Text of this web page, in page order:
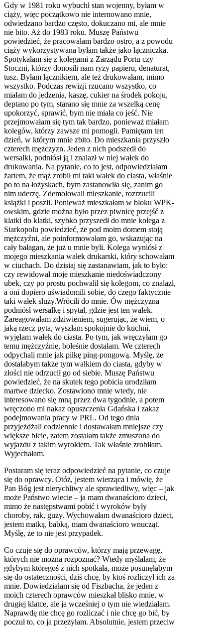
Gdy w 1981 roku wybuchł stan wojenny, byłam w
ciąży, więc początkowo nie internowano mnie,
odwiedzano bardzo często, dokuczano mi, ale mnie
nie bito. Aż do 1983 roku. Muszę Państwu
powiedzieć, że pracowałam bardzo ostro, a z powodu
ciąży wykorzystywana byłam także jako łączniczka.
Spotykałam się z kolegami z Zarządu Portu czy
Stoczni, którzy donosili nam ryzy papieru, denaturat,
tusz. Byłam łącznikiem, ale też drukowałam, mimo
wszystko. Podczas rewizji rzucano wszystko, co
miałam do jedzenia, kaszę, cukier na środek pokoju,
deptano po tym, starano się mnie za wszelką cenę
upokorzyć, sprawić, bym nie miała co jeść. Nie
przejmowałam się tym tak bardzo, ponieważ miałam
kolegów, którzy zawsze mi pomogli. Pamiętam ten
dzień, w którym mnie zbito. Do mieszkania przyszło
czterech mężczyzn. Jeden z nich podszedł do
wersalki, podniósł ją i znalazł w niej wałek do
drukowania. Na pytanie, co to jest, odpowiedziałam
żartem, że mąż zrobił mi taki wałek do ciasta, właśnie
po to na łożyskach, bym zastanowiła się, zanim go
nim uderzę. Zdemolowali mieszkanie, rozrzucili
książki i poszli. Ponieważ mieszkałam w bloku WPK-
owskim, gdzie można było przez piwnicę przejść z
klatki do klatki, szybko przyszedł do mnie kolega z
Siarkopolu powiedzieć, że pod moim domem stoją
mężczyźni, ale poinformowałam go, wskazując na
cały bałagan, że już u mnie byli. Kolega wyniósł z
mojego mieszkania wałek drukarski, który schowałam
w ciuchach. Do dzisiaj się zastanawiam, jak to było:
czy rewidował moje mieszkanie niedoświadczony
ubek, czy po prostu pochwalił się kolegom, co znalazł,
a oni dopiero uświadomili sobie, do czego faktycznie
taki wałek służy.Wrócili do mnie. Ów mężczyzna
podniósł wersalkę i spytał, gdzie jest ten wałek.
Zareagowałam zdziwieniem, sugerując, że wiem, o
jaką rzecz pyta, wyszłam spokojnie do kuchni,
wyjęłam wałek do ciasta. Po tym, jak wręczyłam go
temu mężczyźnie, boleśnie dostałam. We czterech
odpychali mnie jak piłkę ping-pongową. Myślę, że
dostałabym także tym wałkiem do ciasta, gdyby w
złości nie odrzucił go od siebie. Muszę Państwu
powiedzieć, że na skutek tego pobicia urodziłam
martwe dziecko. Zostawiono mnie wtedy, nie
interesowano się mną przez dwa tygodnie, a potem
wręczono mi nakaz opuszczenia Gdańska i zakaz
podejmowania pracy w PRL. Od tego dnia
przyjeżdżali codziennie i dostawałam mniejsze czy
większe bicie, zatem zostałam także zmuszona do
wyjazdu z takim wyrokiem. Tak właśnie zrobiłam.
Wyjechałam.
Postaram się teraz odpowiedzieć na pytanie, co czuje
się do oprawcy. Otóż, jestem wierząca i mówię, że
Pan Bóg jest nierychliwy ale sprawiedliwy, więc – jak
może Państwo wiecie – ja mam dwanaścioro dzieci,
mimo że następstwami pobić i wyroków były
choroby, rak, guzy. Wychowałam dwanaścioro dzieci,
jestem matką, babką, mam dwanaścioro wnucząt.
Myślę, że to nie jest przypadek.
Co czuje się do oprawców, którzy mają przewagę,
których nie można rozpoznać? Wtedy myślałam, że
gdybym któregoś z nich spotkała, może posunęłabym
się do ostateczności, dziś chcę, by ktoś rozliczył ich za
mnie. Dowiedziałam się od Fiszbacha, że jeden z
moich czterech oprawców mieszkał blisko mnie, w
drugiej klatce, ale ja wcześniej o tym nie wiedziałam.
Naprawdę nie chcę go rozliczać i nie chcę go bić, by
poczuł to, co ja przeżyłam. Absolutnie, jestem przeciw